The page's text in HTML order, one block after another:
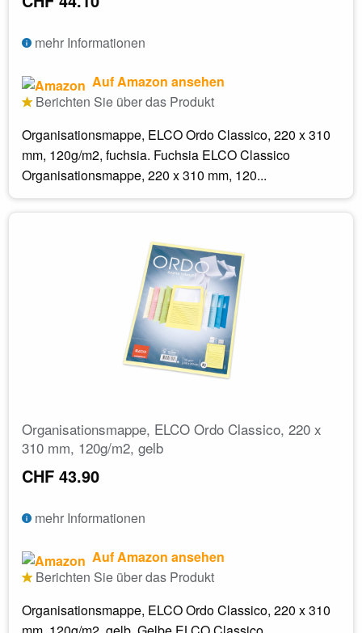
mehr Informationen
Auf Amazon ansehen
Berichten Sie über das Produkt
Organisationsmappe, ELCO Ordo Classico, 220 x 310
mm, 120g/m2, fuchsia. Fuchsia ELCO Classico
Organisationsmappe, 220 x 310 mm, 120...
Organisationsmappe, ELCO Ordo Classico, 220 x
310 mm, 120g/m2, gelb
CHF 43.90
mehr Informationen
Auf Amazon ansehen
Berichten Sie über das Produkt
Organisationsmappe, ELCO Ordo Classico, 220 x 310